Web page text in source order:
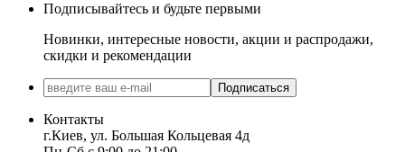
Подписывайтесь и будьте первыми
Новинки, интересные новости, акции и распродажи,
скидки и рекомендации
Подписаться
Контакты
г.Киев, ул. Большая Кольцевая 4д